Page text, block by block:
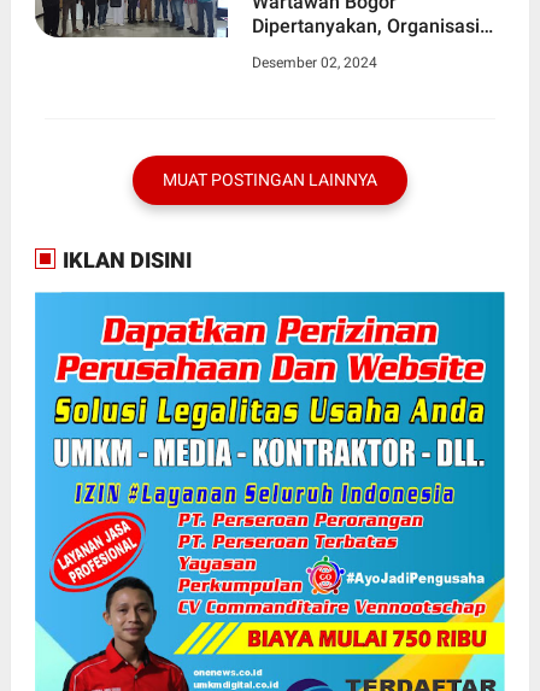
Dipertanyakan, Organisasi
Kawal Nusantara
Desember 02, 2024
MUAT POSTINGAN LAINNYA
IKLAN DISINI